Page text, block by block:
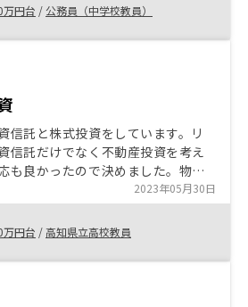
らえるので自分のペースで進めら
万円台 / 公務員（中学校教員）
信託と株式投資をしています。リ
信託だけでなく不動産投資を考え
も良かったので決めました。物件
きることがすごく助かります。今
期待して、気分もあがります。
2023年05月30日
万円台 /高知県立高校教員